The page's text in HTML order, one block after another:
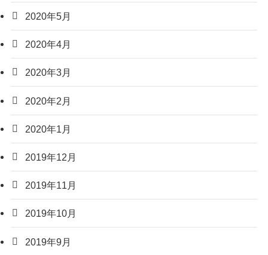
2020年5月
2020年4月
2020年3月
2020年2月
2020年1月
2019年12月
2019年11月
2019年10月
2019年9月